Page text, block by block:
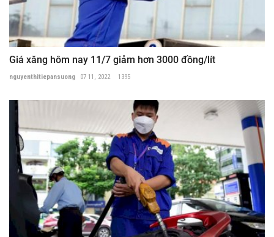
Giá xăng hôm nay 11/7 giảm hơn 3000 đồng/lít
nguyenthitiepansuong 07 11, 2022 1395